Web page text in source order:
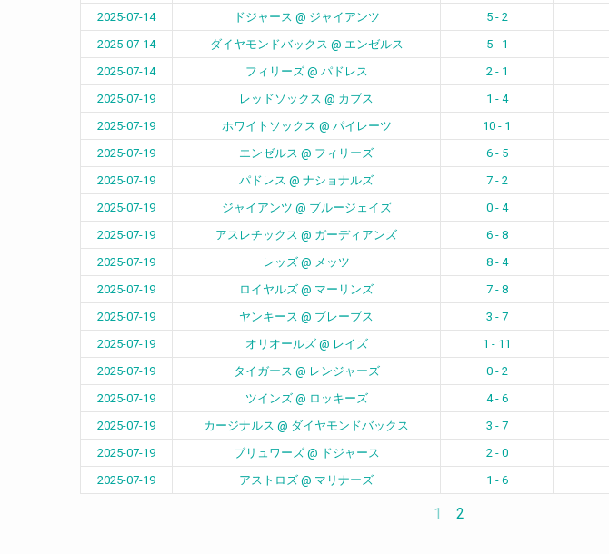
2025-07-14
ドジャース @ ジャイアンツ 5 - 2
2025-07-14
ダイヤモンドバックス @ エンゼルス 5 - 1
2025-07-14
フィリーズ @ パドレス 2 - 1
2025-07-19
レッドソックス @ カブス 1 - 4
2025-07-19
ホワイトソックス @ パイレーツ 10 - 1
2025-07-19
エンゼルス @ フィリーズ 6 - 5
2025-07-19
パドレス @ ナショナルズ 7 - 2
2025-07-19
ジャイアンツ @ ブルージェイズ 0 - 4
2025-07-19
アスレチックス @ ガーディアンズ 6 - 8
2025-07-19
レッズ @ メッツ 8 - 4
2025-07-19
ロイヤルズ @ マーリンズ 7 - 8
2025-07-19
ヤンキース @ ブレーブス 3 - 7
2025-07-19
オリオールズ @ レイズ 1 - 11
2025-07-19
タイガース @ レンジャーズ 0 - 2
2025-07-19
ツインズ @ ロッキーズ 4 - 6
2025-07-19
カージナルス @ ダイヤモンドバックス 3 - 7
2025-07-19
ブリュワーズ @ ドジャース 2 - 0
2025-07-19
アストロズ @ マリナーズ 1 - 6
1 2